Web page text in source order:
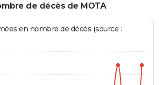
de décès de MOTA
en nombre de décès (source :